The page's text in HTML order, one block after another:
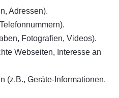
Adressen).
Fotografien, Videos).
Webseiten, Interesse an
(z.B., Geräte-Informationen,